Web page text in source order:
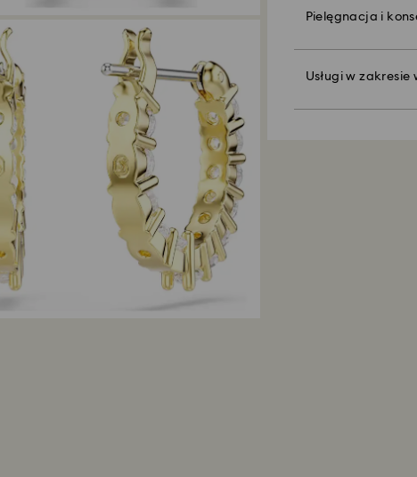
W przypadku
do 2 tygodni i
Pielęgnacja i
Usługi w
do niego
Wybranie opcji